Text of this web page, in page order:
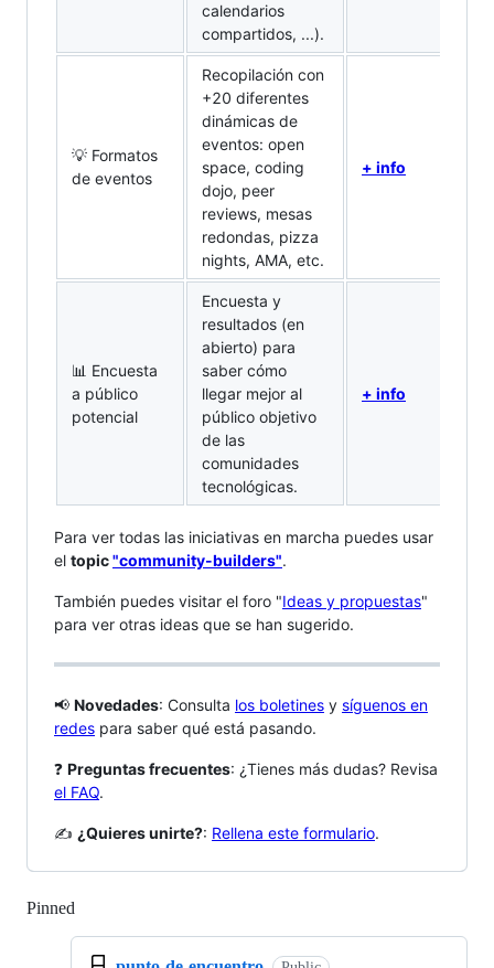
calendarios
compartidos, ...).
💡 Formatos
de eventos
Recopilación con
+20 diferentes
dinámicas de
eventos: open
space, coding
dojo, peer
reviews, mesas
redondas, pizza
nights, AMA, etc.
+ info
📊 Encuesta
a público
potencial
Encuesta y
resultados (en
abierto) para
saber cómo
llegar mejor al
público objetivo
de las
comunidades
tecnológicas.
+ info
Para ver todas las iniciativas en marcha puedes usar
el topic"community-builders".
También puedes visitar el foro "Ideas y propuestas"
para ver otras ideas que se han sugerido.
📢 Novedades: Consulta los boletines y síguenos en
redes para saber qué está pasando.
❓ Preguntas frecuentes: ¿Tienes más dudas? Revisa
el FAQ.
✍️ ¿Quieres unirte?: Rellena este formulario.
Pinned